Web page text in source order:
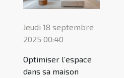
Jeudi 18 septembre
2025 00:40
Optimiser l’espace
dans sa maison